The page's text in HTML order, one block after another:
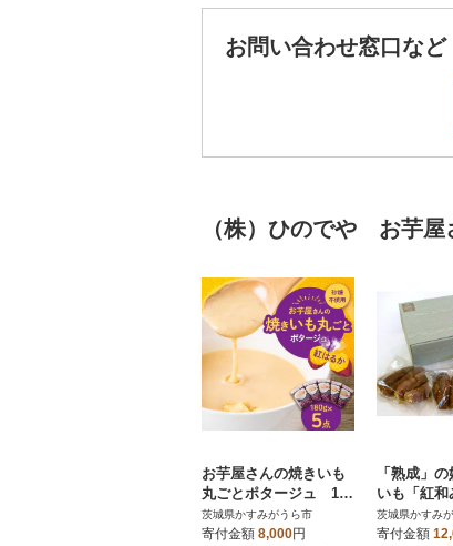
お問い合わせ窓口など
（株）ひのでや お芋
お芋屋さんの焼きいも
丸ごとポタージュ 180
g×5点セット
茨城県かすみがうら市
寄付金額 8,000円
「熟成」
いも「紅和
茨城県かすみ
寄付金額